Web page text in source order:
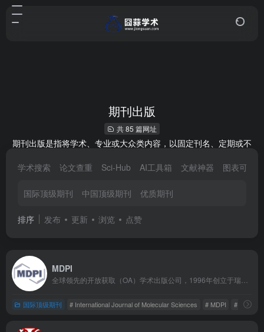
期刊出版
共 85 篇网址
期刊出版是指将学术、专业或大众类内容，以固定刊名、定期或不
发行等全流程，是知识传播与学术交流的核心载体。
学术搜索 论文查重 Sci-Hub AI工具箱 文献神器 图表可视
国际顶级期刊 中国顶级期刊 优质期刊
排序 发布 更新 浏览 点赞
MDPI
国际顶级期刊 # International Journal of Molecular Sciences # MDPI # mdpi期